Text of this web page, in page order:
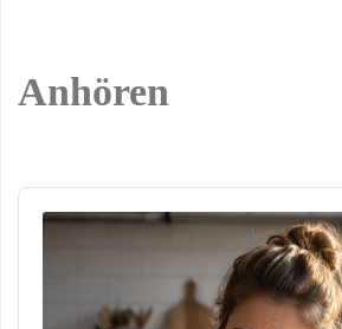
Anhören
Audio
Player